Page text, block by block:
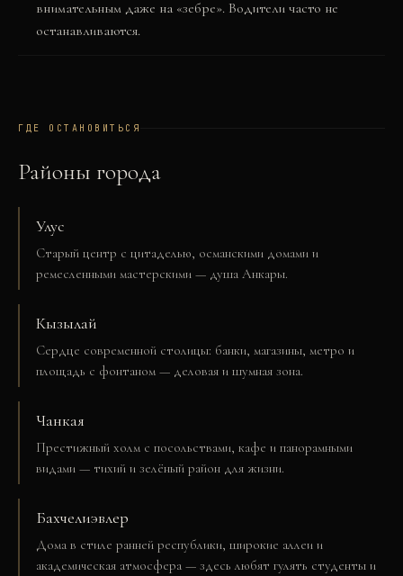
внимательным даже на «зебре». Водители часто не
останавливаются.
ГДЕ ОСТАНОВИТЬСЯ
Районы города
Улус
Старый центр с цитаделью, османскими домами и
ремесленными мастерскими — душа Анкары.
Кызылай
Сердце современной столицы: банки, магазины, метро и
площадь с фонтаном — деловая и шумная зона.
Чанкая
Престижный холм с посольствами, кафе и панорамными
видами — тихий и зелёный район для жизни.
Бахчелиэвлер
Дома в стиле ранней республики, широкие аллеи и
академическая атмосфера — здесь любят гулять студенты и